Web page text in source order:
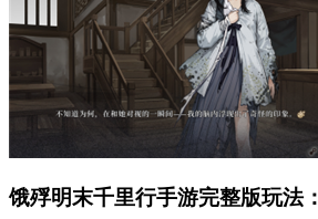
饿殍明末千里行手游完整版玩法：